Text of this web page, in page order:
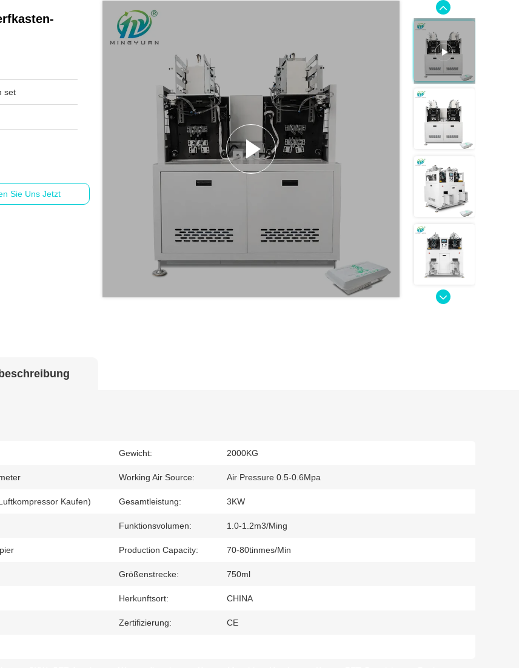
set
Sie Uns Jetzt
Gewicht: 2000KG
Working Air Source: Air Pressure 0.5-0.6Mpa
Kaufen) Gesamtleistung: 3KW
Funktionsvolumen: 1.0-1.2m3/ming
Production Capacity: 70-80tinmes/min
Größenstrecke: 750ml
Herkunftsort: CHINA
Zertifizierung: CE